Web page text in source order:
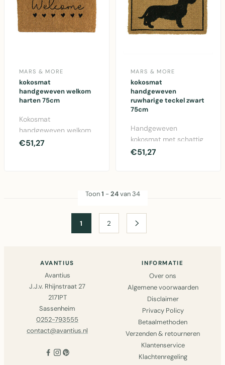
MARS & MORE
kokosmat
handgeweven welkom
harten 75cm
Kokosmat
handgeweven welkom
harten 75cm met
€51,27
MARS & MORE
kokosmat
handgeweven
ruwharige teckel zwart
75cm
Handgeweven
kokosmat met schattig
ruwharig teckel design
€51,27
Toon1 - 24van 34
1 2
AVANTIUS
Avantius
J.J.v. Rhijnstraat 27
2171PT
Sassenheim
0252-793555
contact@avantius.nl
INFORMATIE
Over ons
Algemene voorwaarden
Disclaimer
Privacy Policy
Betaalmethoden
Verzenden & retourneren
Klantenservice
Klachtenregeling